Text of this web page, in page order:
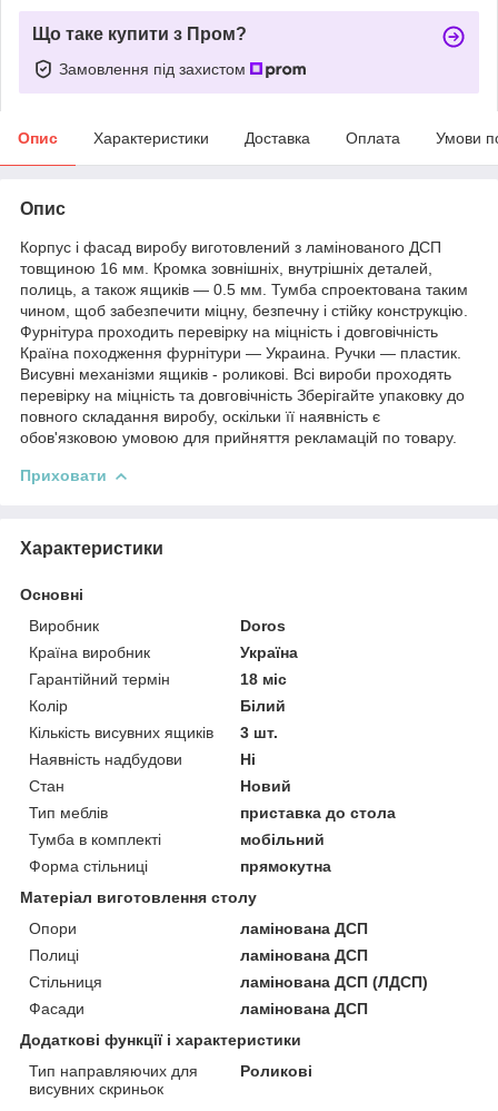
Що таке купити з Пром?
Замовлення під захистом
Опис Характеристики Доставка Оплата Умови
Опис
Корпус і фасад виробу виготовлений з ламінованого ДСП
товщиною 16 мм. Кромка зовнішніх, внутрішніх деталей,
полиць, а також ящиків — 0.5 мм. Тумба спроектована таким
чином, щоб забезпечити міцну, безпечну і стійку конструкцію.
Фурнітура проходить перевірку на міцність і довговічність
Країна походження фурнітури — Украина. Ручки — пластик.
Висувні механізми ящиків - роликові. Всі вироби проходять
перевірку на міцність та довговічність Зберігайте упаковку до
повного складання виробу, оскільки її наявність є
обов'язковою умовою для прийняття рекламацій по товару.
Приховати
Характеристики
Основні
Виробник
Doros
Країна виробник
Україна
Гарантійний термін
18 міс
Колір
Білий
Кількість висувних ящиків
3 шт.
Наявність надбудови
Ні
Стан
Новий
Тип меблів
приставка до стола
Тумба в комплекті
мобільний
Форма стільниці
прямокутна
Матеріал виготовлення столу
Опори
ламінована ДСП
Полиці
ламінована ДСП
Стільниця
ламінована ДСП (ЛДСП)
Фасади
ламінована ДСП
Додаткові функції і характеристики
Тип направляючих для
висувних скриньок
Роликові